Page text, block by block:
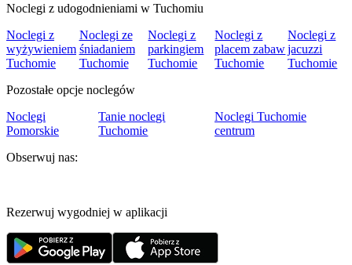
Noclegi z udogodnieniami w Tuchomiu
Noclegi z
wyżywieniem
Tuchomie
Noclegi ze
śniadaniem
Tuchomie
Noclegi z
parkingiem
Tuchomie
Noclegi z
placem zabaw
Tuchomie
Noclegi z
jacuzzi
Tuchomie
Pozostałe opcje noclegów
Noclegi
Pomorskie
Tanie noclegi
Tuchomie
Noclegi Tuchomie
centrum
Obserwuj nas:
Rezerwuj wygodniej w aplikacji